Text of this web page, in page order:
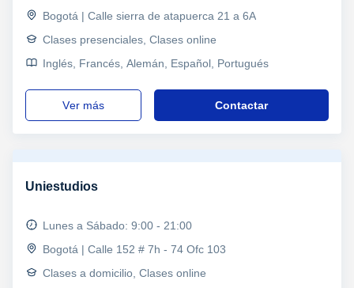
Bogotá | Calle sierra de atapuerca 21 a 6A
Clases presenciales, Clases online
Inglés, Francés, Alemán, Español, Portugués
ver más Contactar
Uniestudios
Lunes a Sábado: 9:00 - 21:00
Bogotá | Calle 152 # 7h - 74 Ofc 103
Clases a domicilio, Clases online